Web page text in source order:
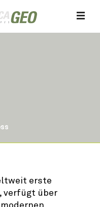
erste
verfügt über